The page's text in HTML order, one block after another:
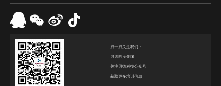
扫一扫关注我们：
贝德科技集团
关注贝德科技公众号
获取更多培训信息